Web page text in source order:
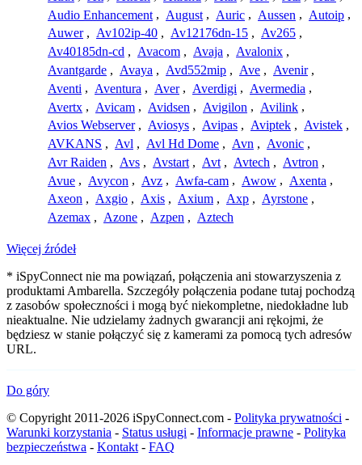
Audio Enhancement , August , Auric , Aussen , Autoip ,
Auwer , Av102ip-40 , Av12176dn-15 , Av265 ,
Av40185dn-cd , Avacom , Avaja , Avalonix ,
Avantgarde , Avaya , Avd552mip , Ave , Avenir ,
Aventi , Aventura , Aver , Averdigi , Avermedia ,
Avertx , Avicam , Avidsen , Avigilon , Avilink ,
Avios Webserver , Aviosys , Avipas , Aviptek , Avistek ,
AVKANS , Avl , Avl Hd Dome , Avn , Avonic ,
Avr Raiden , Avs , Avstart , Avt , Avtech , Avtron ,
Avue , Avycon , Avz , Awfa-cam , Awow , Axenta ,
Axeon , Axgio , Axis , Axium , Axp , Ayrstone ,
Azemax , Azone , Azpen , Aztech
Więcej źródeł
* iSpyConnect nie ma powiązań, połączenia ani stowarzyszenia z
produktami Ambarella. Szczegóły połączenia podane tutaj pochodzą
z zasobów społeczności i mogą być niekompletne, niedokładne lub
nieaktualne. Nie udzielamy żadnych gwarancji ani rękojmi, że
będziesz w stanie połączyć się z kamerami za pomocą tych adresów
URL.
Do góry
© Copyright 2011-2026 iSpyConnect.com - Polityka prywatności -
Warunki korzystania - Status usługi - Informacje prawne - Polityka
bezpieczeństwa - Kontakt - FAQ